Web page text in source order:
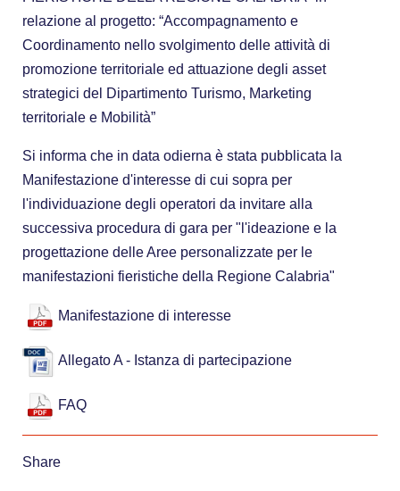
relazione al progetto: “Accompagnamento e
Coordinamento nello svolgimento delle attività di
promozione territoriale ed attuazione degli asset
strategici del Dipartimento Turismo, Marketing
territoriale e Mobilità”
Si informa che in data odierna è stata pubblicata la
Manifestazione d'interesse di cui sopra per
l'individuazione degli operatori da invitare alla
successiva procedura di gara per "l'ideazione e la
progettazione delle Aree personalizzate per le
manifestazioni fieristiche della Regione Calabria"
Manifestazione di interesse
Allegato A - Istanza di partecipazione
FAQ
Share